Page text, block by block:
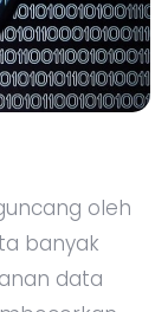
oleh
banyak
data